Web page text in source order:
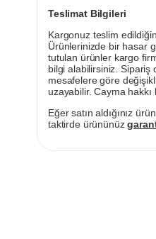
Teslimat Bilgileri
Kargonuz teslim
Ürünlerinizde bir hasar
tutulan ürünler kargo
bilgi alabilirsiniz. Sipariş
mesafelere göre
uzayabilir. Cayma
Eğer satın aldığınız
taktirde ürününüz